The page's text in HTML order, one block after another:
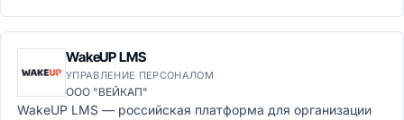
WakeUP LMS
УПРАВЛЕНИЕ ПЕРСОНАЛОМ
ООО "ВЕЙКАП"
WakeUP LMS — российская платформа для организации